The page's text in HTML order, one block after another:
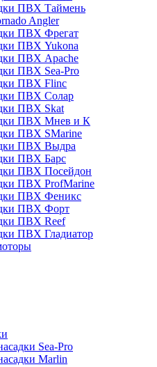
ПВХ Таймень
Angler
ПВХ Фрегат
ПВХ Yukona
ПВХ Apache
ПВХ Sea-Pro
ПВХ Flinc
ПВХ Солар
ПВХ Skat
ПВХ Мнев и К
ПВХ SMarine
ПВХ Выдра
ПВХ Барс
ПВХ Посейдон
ПВХ ProfMarine
ПВХ Феникс
ПВХ Форт
ПВХ Reef
ПВХ Гладиатор
Sea-Pro
Marlin